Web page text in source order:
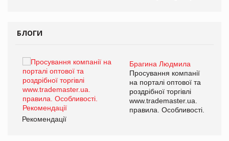
БЛОГИ
Брагина Людмила
Просування компанії
на порталі оптової та
роздрібної торгівлі
www.trademaster.ua.
правила. Особливості.
Рекомендації